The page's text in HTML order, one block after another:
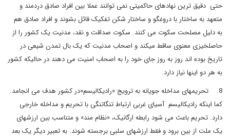
حتی دقیق ترین نهادهای حاکمیتی نمی توانند عملا بین افراد صادق دردمند و
متعهد به ساختار با دروغگو و ساختار شکن تفکیک قائل بشوند و افراد صادق هم
به دلیل مصلحت سکوت می کنند. سکوت صداقت و نقد، مدنیت یک کشور را از
حاصلخیزی معنوی ساقط میکند و اصحاب مدنیت که یک بال تمدن شیعی در
تاریخ بوده اند روز به روز جای خود را به اصحاب امنیت می دهند در حالیکه کشور
به هر دو اینها نیاز دارد.
8. تحریمهای مداخله جویانه به ترویج «رادیکالیسم»در کشور هدف می انجامد.
کما اینکه رادیکالیسم آسیای غربی ارتباط تنگاتنگی با تحریم و مداخله خارجی
دارد. تحریم باعث می شود رابطه ارگانیک، «نظام مند» و متناسب بین ارزشهای
یک ملت از بین برود و فقط ارزشهای سلبی برجسته شوند. به تعبیر دیگر یک بعد